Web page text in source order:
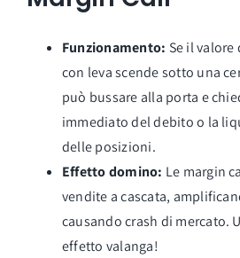
Funzionamento: Se il valore
con leva scende sotto una
può bussare alla porta e
immediato del debito o la
delle posizioni.
Effetto domino: Le margin
vendite a cascata,
causando crash di mercato.
effetto valanga!